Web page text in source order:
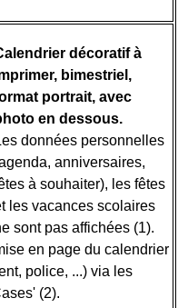
décoratif à
bimestriel,
portrait, avec
en dessous.
données personnelles
anniversaires,
à souhaiter), les fêtes
les vacances scolaires
sont pas affichées (1).
en page du calendrier
police, ...) via les
(2).